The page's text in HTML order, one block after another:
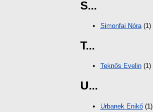
S...
Simonfai Nóra(1)
T...
Teknős Evelin (1)
U...
Urbanek Enikő (1)